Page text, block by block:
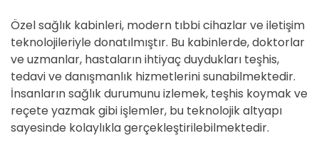
Özel sağlık kabinleri, modern tıbbi cihazlar ve iletişim
teknolojileriyle donatılmıştır. Bu kabinlerde, doktorlar
ve uzmanlar, hastaların ihtiyaç duydukları teşhis,
tedavi ve danışmanlık hizmetlerini sunabilmektedir.
İnsanların sağlık durumunu izlemek, teşhis koymak ve
reçete yazmak gibi işlemler, bu teknolojik altyapı
sayesinde kolaylıkla gerçekleştirilebilmektedir.